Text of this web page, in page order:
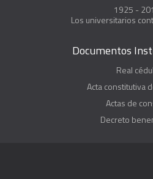
1925 -
Los universitarios
Documentos
Real
Acta constitutiva
Actas de
Decreto